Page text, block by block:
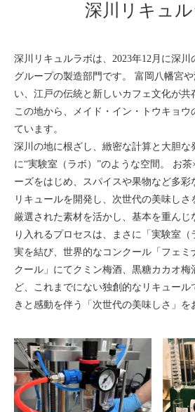
深川リキュ
深川リキュルラボは、2023年12月に深
グループの製造部門です。 富岡八幡宮
い、江戸の伝統と新しいカフェ文化が共
この地から、メイド・イン・トウキョウ
ています。
深川の地に根ざし、緻密な計算と大胆な
に“実験室（ラボ）”のような空間。 お
ーズをはじめ、スパイスや果物など多彩
リキュールを開発し、次世代の美味しさ
厳選された素材を活かし、基本を重んじ
り入れるプロセスは、まさに「実験室
実を結び、世界的なコンクール「フェミ
クール」にてクミン梅酒、黒糖カカオ梅
ど、これまでにない独創的なリキュー
きと感動を伴う「次世代の美味しさ」を